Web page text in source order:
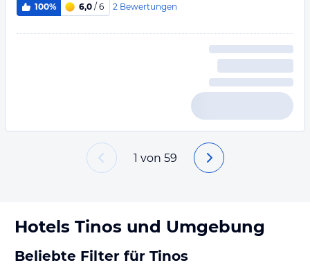
100% 6,0 / 6 2 Bewertungen
1 von 59
Hotels Tinos und Umgebung
Beliebte Filter für Tinos